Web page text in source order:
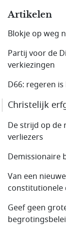
Artikelen
Blokje op weg
Partij voor de
verkiezingen
D66: regeren
Christelijk
De strijd op de
verliezers
Demissionaire
Van een
constitutionele
Geef geen